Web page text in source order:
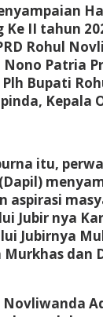
Ke II tahun
Rohul
Nono Patria
Bupati
Kepala
itu,
aspirasi
Jubir nya
Jubirnya
dan
Novliwanda